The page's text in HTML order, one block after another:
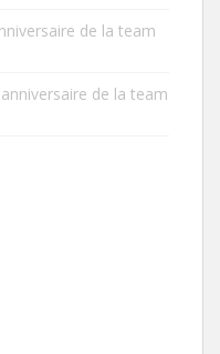
de la team
de la team